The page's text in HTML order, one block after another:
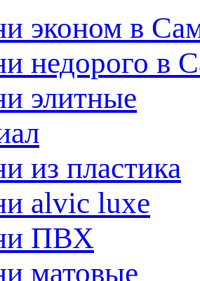
эконом в
недорого в
элитные
из пластика
alvic luxe
ПВХ
матовые